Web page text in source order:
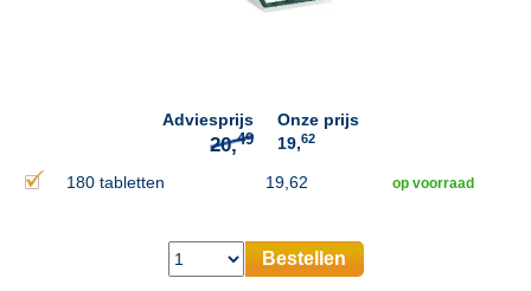
Adviesprijs
Onze prijs
19,62
180 tabletten 19,62 op voorraad
Bestellen